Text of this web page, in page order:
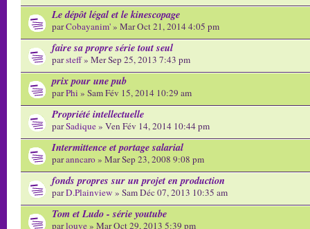
Le dépôt légal et le kinescopage
parCobayanim'» Mar Oct 21, 2014 4:05 pm
faire sa propre série tout seul
parsteff» Mer Sep 25, 2013 7:43 pm
prix pour une pub
parPhi » Sam Fév 15, 2014 10:29 am
Propriété intellectuelle
parSadique» Ven Fév 14, 2014 10:44 pm
Intermittence et portage salarial
paranncaro» Mar Sep 23, 2008 9:08 pm
fonds propres sur un projet en production
parD.Plainview » Sam Déc 07, 2013 10:35 am
Tom et Ludo - série youtube
parlouve» Mar Oct 29, 2013 5:39 pm